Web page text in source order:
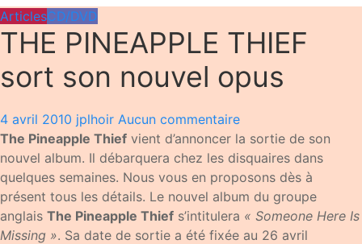
ArticlesCD/DVD
THE PINEAPPLE THIEF
sort son nouvel opus
4 avril 2010 jplhoir Aucun commentaire
The Pineapple Thief vient d’annoncer la sortie de son
nouvel album. Il débarquera chez les disquaires dans
quelques semaines. Nous vous en proposons dès à
présent tous les détails. Le nouvel album du groupe
anglais The Pineapple Thief s’intitulera « Someone Here Is
Missing ». Sa date de sortie a été fixée au 26 avril